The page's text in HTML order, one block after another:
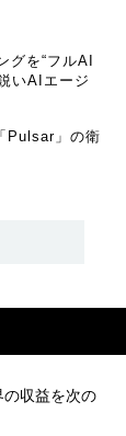
グを“フルAI
いAIエージ
Pulsar」の衛
収益を次の